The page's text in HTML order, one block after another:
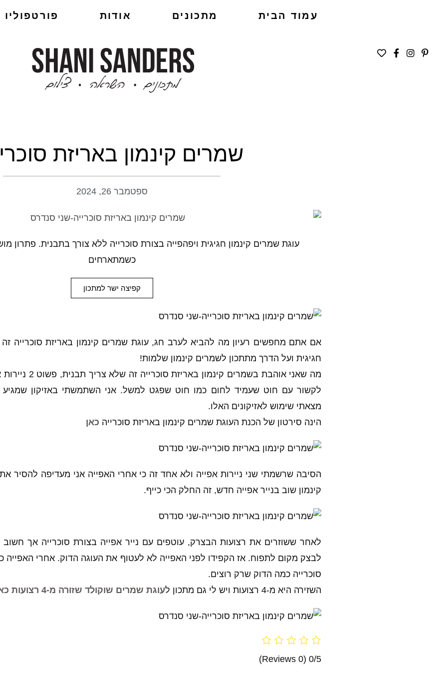
עמוד הבית מתכונים אודות פורטפוליו
שמרים קינמון באריזת
ספטמבר 26, 2024
עוגת שמרים קינמון חגיגית ויפהפייה בצורת סוכרייה ללא צורך בתבנית. פתרון
כשמתארחים
קפיצה ישר למתכון
אם אתם מחפשים רעיון מה להביא לערב חג, עוגת שמרים קינמון באריזת סוכרייה
חגיגית ועל הדרך מתתכון לשמרים קינמון שלמות!
מה שאני אוהבת
לקשור עם חוט שעמיד לחום כמו חוט שפגט למשל. אני השתמשתי באזיקון שמגיע
מצאתי שימוש לאזיקונים האלו.
הינה סירטון של הכנת העוגת שמרים קינמון באריזת סוכרייה כאן
הסיבה שרשמתי שני ניירות אפייה ולא אחד זה כי אחרי האפייה אני מעדיפה להסיר
קינמון שוב בנייר אפייה חדש, זה החלק הכי כייף.
לאחר ששוזרים את רצועות הבצרק, עוטפים עם נייר אפייה בצורת סוכרייה אך חשוב
לבצק מקום לתפוח. אז הקפידו לפני האפייה לא לעטוף את העוגה הדוק. אחרי האפייה
סוכרייה כמה הדוק שרק רוצים.
השזירה היא מ-4 רצועות ויש לי גם מתכון ל
עוגת שמרים שוקולד שזורה מ-4 רצועות כאן.
0/5
(0 Reviews)